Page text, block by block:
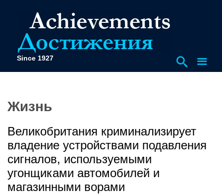
Since 1927
Жизнь
Великобритания криминализирует
владение устройствами подавления
сигналов, используемыми
угонщиками автомобилей и
магазинными ворами